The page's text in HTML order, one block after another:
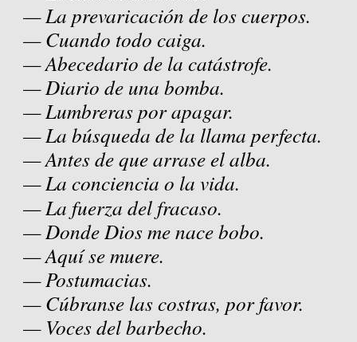
— La prevaricación de los cuerpos.
— Cuando todo caiga.
— Abecedario de la catástrofe.
— Diario de una bomba.
— Lumbreras por apagar.
— La búsqueda de la llama perfecta.
— Antes de que arrase el alba.
— La conciencia o la vida.
— La fuerza del fracaso.
— Donde Dios me nace bobo.
— Aquí se muere.
— Postumacias.
— Cúbranse las costras, por favor.
— Voces del barbecho.